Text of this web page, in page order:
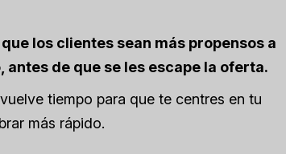
los clientes sean más propensos a
de que se les escape la oferta.
tiempo para que te centres en tu
más rápido.